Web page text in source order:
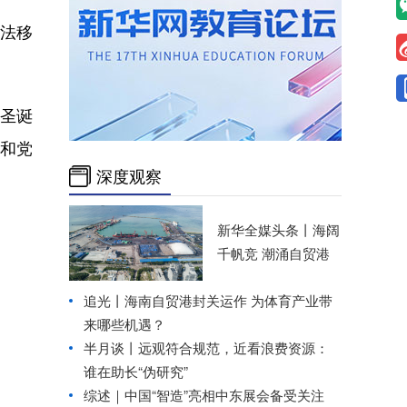
移
诞
党
深度观察
新华全媒头条丨 海阔
千帆竞 潮涌自贸港
追光丨 海南自贸港封关运作 为体育产业带
来哪些机遇？
半月谈丨远观符合规范，近看浪费资源：
谁在助长“伪研究”
综述｜中国“智造”亮相中东展会备受关注